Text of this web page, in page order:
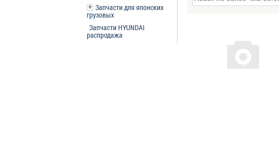
Запчасти для японских
грузовых
Запчасти HYUNDAI
распродажа